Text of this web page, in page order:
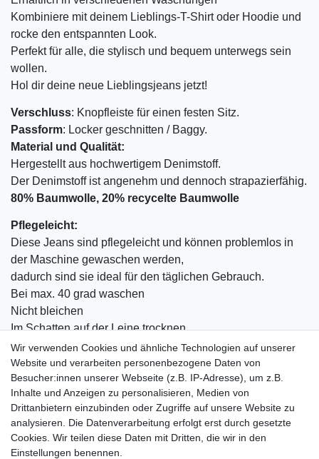
Kombiniere mit deinem Lieblings-T-Shirt oder Hoodie und
rocke den entspannten Look.
Perfekt für alle, die stylisch und bequem unterwegs sein
wollen.
Hol dir deine neue Lieblingsjeans jetzt!
Verschluss: Knopfleiste für einen festen Sitz.
Passform: Locker geschnitten / Baggy.
Material und Qualität:
Hergestellt aus hochwertigem Denimstoff.
Der Denimstoff ist angenehm und dennoch strapazierfähig.
80% Baumwolle, 20% recycelte Baumwolle
Pflegeleicht:
Diese Jeans sind pflegeleicht und können problemlos in
der Maschine gewaschen werden,
dadurch sind sie ideal für den täglichen Gebrauch.
Bei max. 40 grad waschen
Nicht bleichen
Im Schatten auf der Leine trocknen
Schonend trocknen, trockener geeignet
Nicht reinigen
Mit ähnlichen Farben waschen
Wir verwenden Cookies und ähnliche Technologien auf unserer
Website und verarbeiten personenbezogene Daten von
Besucher:innen unserer Webseite (z.B. IP-Adresse), um z.B.
Inhalte und Anzeigen zu personalisieren, Medien von
Drittanbietern einzubinden oder Zugriffe auf unsere Website zu
analysieren. Die Datenverarbeitung erfolgt erst durch gesetzte
Cookies. Wir teilen diese Daten mit Dritten, die wir in den
Einstellungen benennen.